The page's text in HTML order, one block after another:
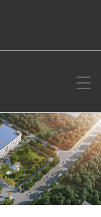
T
g
g
l
e
n
a
v
i